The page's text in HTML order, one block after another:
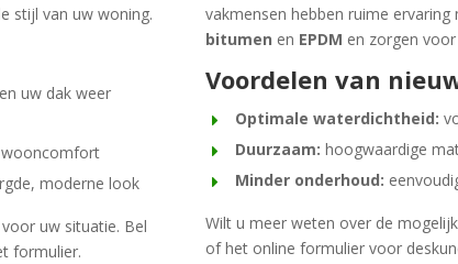
stijl van uw woning.
uw dak weer
wooncomfort
moderne look
uw situatie. Bel
formulier.
vakmensen hebben ruime
bitumen en EPDM en zorgen
Voordelen van
Optimale waterdichtheid:
Duurzaam: hoogwaardige
Minder onderhoud:
Wilt u meer weten over de
of het online formulier voor